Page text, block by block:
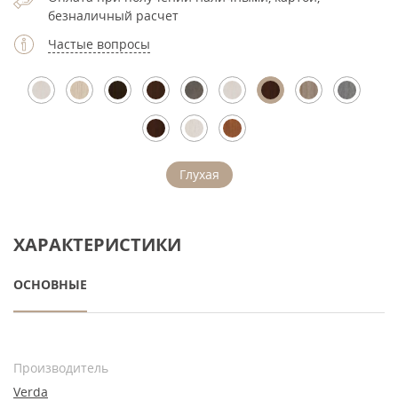
безналичный расчет
Частые вопросы
Глухая
ХАРАКТЕРИСТИКИ
ОСНОВНЫЕ
Производитель
Verda